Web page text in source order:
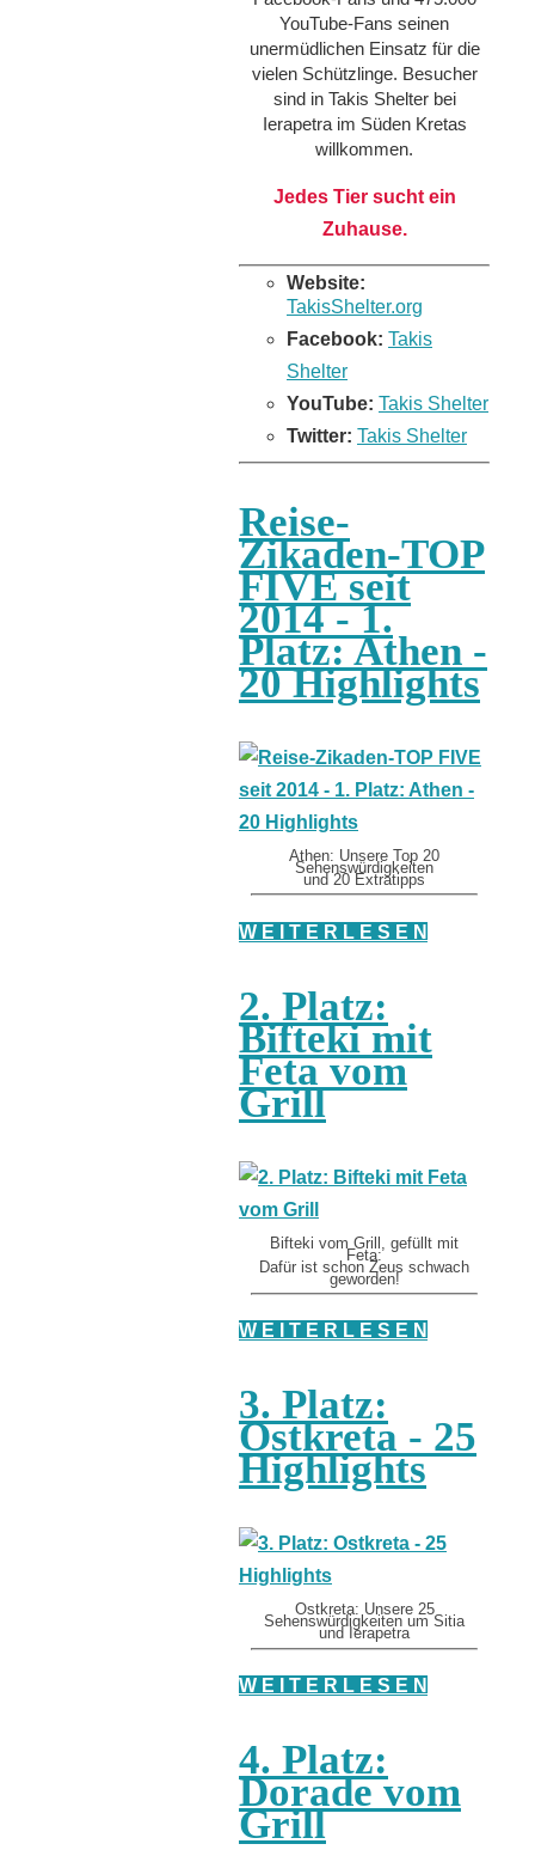
YouTube-Fans seinen
unermüdlichen Einsatz für die
vielen Schützlinge. Besucher
sind in Takis Shelter bei
Ierapetra im Süden Kretas
willkommen.
Jedes Tier sucht ein
Zuhause.
Website:
TakisShelter.org
Facebook: Takis
Shelter
YouTube: Takis Shelter
Twitter: Takis Shelter
Reise-
Zikaden-TOP
FIVE seit
2014 - 1.
Platz: Athen -
20 Highlights
Athen: Unsere Top 20
Sehenswürdigkeiten
und 20 Extratipps
W E I T E R L E S E N
2. Platz:
Bifteki mit
Feta vom
Grill
Bifteki vom Grill, gefüllt mit
Feta:
Dafür ist schon Zeus schwach
geworden!
W E I T E R L E S E N
3. Platz:
Ostkreta - 25
Highlights
Ostkreta: Unsere 25
Sehenswürdigkeiten um Sitia
und Ierapetra
W E I T E R L E S E N
4. Platz:
Dorade vom
Grill